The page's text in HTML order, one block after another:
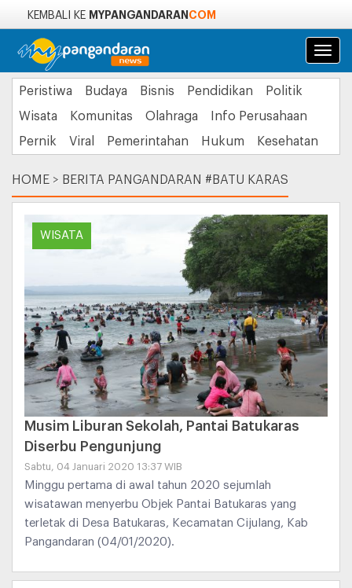
KEMBALI KE MYPANGANDARAN COM
Peristiwa Budaya Bisnis Pendidikan
Politik
Wisata
Komunitas Olahraga
Info Perusahaan
Pernik
Viral Pemerintahan Hukum Kesehatan
HOME > BERITA PANGANDARAN #BATU KARAS
WISATA
Musim Liburan Sekolah, Pantai Batukaras
Diserbu Pengunjung
Sabtu, 04 Januari 2020 13:37 WIB
Minggu pertama di awal tahun 2020 sejumlah
wisatawan menyerbu Objek Pantai Batukaras yang
terletak di Desa Batukaras, Kecamatan Cijulang, Kab
Pangandaran (04/01/2020).